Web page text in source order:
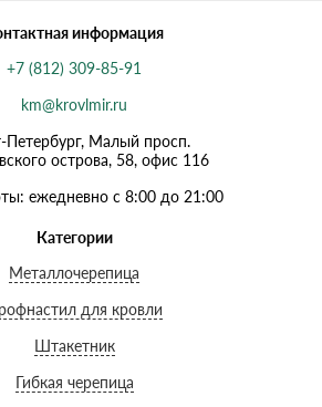
информация
+7 (812) 309-85-91
km@krovlmir.ru
Петербург, Малый просп.
острова, 58, офис 116
ежедневно с 8:00 до 21:00
Категории
Металлочерепица
для кровли
Штакетник
Гибкая черепица